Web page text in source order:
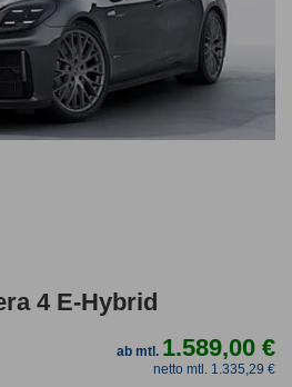
4 E-Hybrid
ab mtl. 1.589,00 €
netto mtl. 1.335,29 €